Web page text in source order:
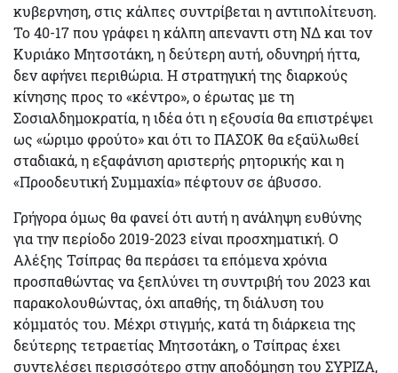
κυβερνηση, στις κάλπες συντρίβεται η αντιπολίτευση.
Το 40-17 που γράφει η κάλπη απεναντι στη ΝΔ και τον
Κυριάκο Μητσοτάκη, η δεύτερη αυτή, οδυνηρή ήττα,
δεν αφήνει περιθώρια. Η στρατηγική της διαρκούς
κίνησης προς το «κέντρο», ο έρωτας με τη
Σοσιαλδημοκρατία, η ιδέα ότι η εξουσία θα επιστρέψει
ως «ώριμο φρούτο» και ότι το ΠΑΣΟΚ θα εξαϋλωθεί
σταδιακά, η εξαφάνιση αριστερής ρητορικής και η
«Προοδευτική Συμμαχία» πέφτουν σε άβυσσο.
Γρήγορα όμως θα φανεί ότι αυτή η ανάληψη ευθύνης
για την περίοδο 2019-2023 είναι προσχηματική. Ο
Αλέξης Τσίπρας θα περάσει τα επόμενα χρόνια
προσπαθώντας να ξεπλύνει τη συντριβή του 2023 και
παρακολουθώντας, όχι απαθής, τη διάλυση του
κόμματός του. Μέχρι στιγμής, κατά τη διάρκεια της
δεύτερης τετραετίας Μητσοτάκη, ο Τσίπρας έχει
συντελέσει περισσότερο στην αποδόμηση του ΣΥΡΙΖΑ,